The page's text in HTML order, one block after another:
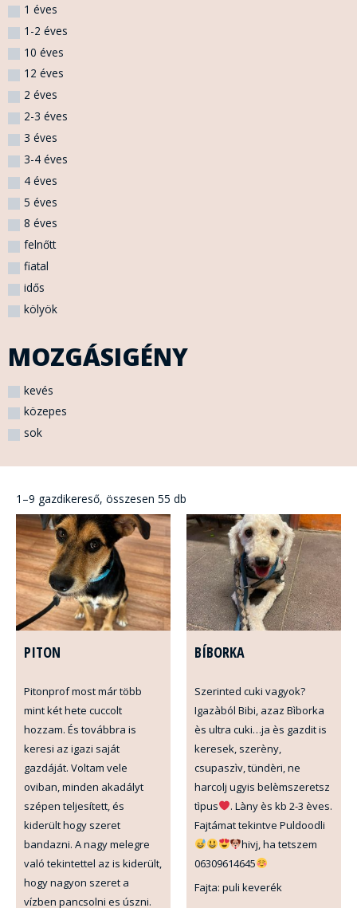
1 éves
1-2 éves
10 éves
12 éves
2 éves
2-3 éves
3 éves
3-4 éves
4 éves
5 éves
8 éves
felnőtt
fiatal
idős
kölyök
MOZGÁSIGÉNY
kevés
közepes
sok
1–9 gazdikereső, összesen 55 db
PITON
Pitonprof most már több
mint két hete cuccolt
hozzam. És továbbra is
keresi az igazi saját
gazdáját. Voltam vele
oviban, minden akadályt
szépen teljesített, és
kiderült hogy szeret
bandazni. A nagy melegre
való tekintettel az is kiderült,
hogy nagyon szeret a
vízben pancsolni es úszni.
BÍBORKA
Szerinted cuki vagyok?
Igazàból Bibi, azaz Bìborka
ès ultra cuki…ja ès gazdit is
keresek, szerèny,
csupaszìv, tündèri, ne
harcolj ugyis belèmszeretsz
tìpus
. Làny ès kb 2-3 èves.
Fajtámat tekintve Puldoodli
hivj, ha tetszem
06309614645
Fajta: puli keverék